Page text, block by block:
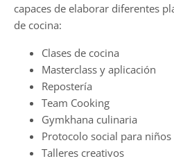
capaces de elaborar diferentes
de cocina:
Clases de cocina
Masterclass y aplicación
Repostería
Team Cooking
Gymkhana culinaria
Protocolo social para niños
Talleres creativos